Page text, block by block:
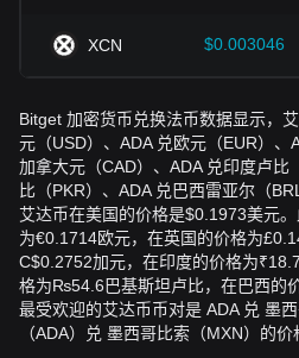
XCN $0.003046
Bitget 加密货币兑换法币数据显示，
元（USD）、ADA 兑欧元（EUR）、
加拿大元（CAD）、ADA 兑印度卢比
比（PKR）、ADA 兑巴西雷亚尔（
艾达币在美国的价格是$0.1973美元
为€0.1714欧元，在英国的价格为
C$0.2752加元，在印度的价格为
格为₨54.6巴基斯坦卢比，在巴西的
最受欢迎的艾达币币对是 ADA 兑 墨
（ADA）兑 墨西哥比索（MXN）的价